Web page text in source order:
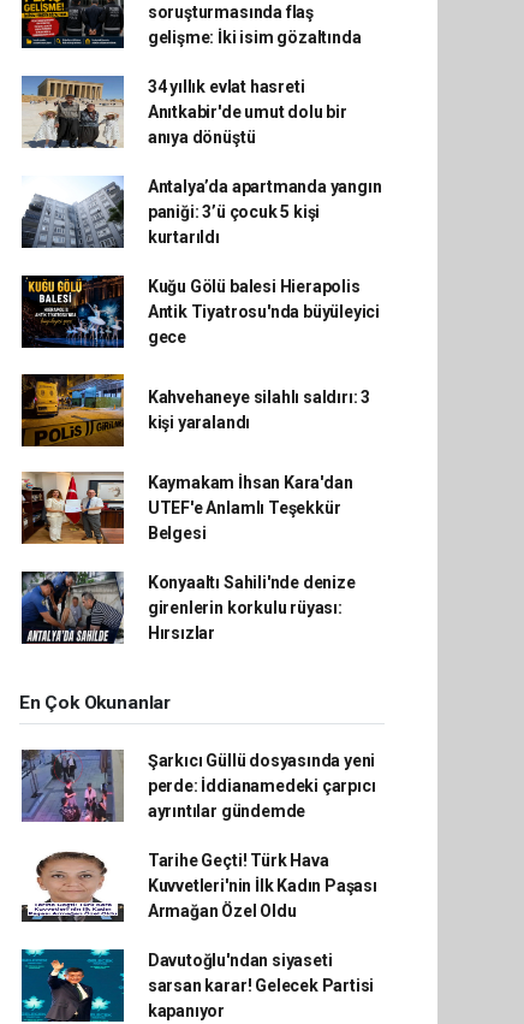
soruşturmasında flaş
gelişme: İki isim gözaltında
34 yıllık evlat hasreti
Anıtkabir'de umut dolu bir
anıya dönüştü
Antalya’da apartmanda yangın
paniği: 3’ü çocuk 5 kişi
kurtarıldı
Kuğu Gölü balesi Hierapolis
Antik Tiyatrosu'nda büyüleyici
gece
Kahvehaneye silahlı saldırı: 3
kişi yaralandı
Kaymakam İhsan Kara'dan
UTEF'e Anlamlı Teşekkür
Belgesi
Konyaaltı Sahili'nde denize
girenlerin korkulu rüyası:
Hırsızlar
En Çok Okunanlar
Şarkıcı Güllü dosyasında yeni
perde: İddianamedeki çarpıcı
ayrıntılar gündemde
Tarihe Geçti! Türk Hava
Kuvvetleri'nin İlk Kadın Paşası
Armağan Özel Oldu
Davutoğlu'ndan siyaseti
sarsan karar! Gelecek Partisi
kapanıyor